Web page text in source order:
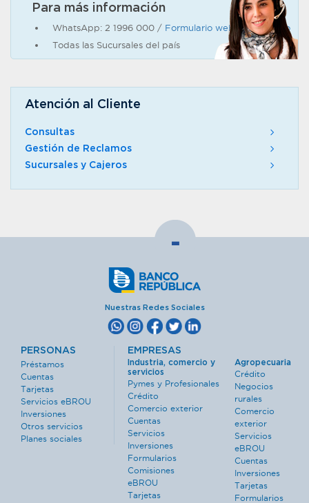
Para más información
WhatsApp: 2 1996 000 / Formulario web de contacto
Todas las Sucursales del país
Atención al Cliente
Consultas
Gestión de Reclamos
Sucursales y Cajeros
-
Nuestras Redes Sociales
PERSONAS
Préstamos
Cuentas
Tarjetas
Servicios eBROU
Inversiones
Otros servicios
Planes sociales
EMPRESAS
Industria, comercio y
servicios
Pymes y Profesionales
Crédito
Comercio exterior
Cuentas
Servicios
Inversiones
Formularios
Comisiones
eBROU
Tarjetas
Agropecuaria
Crédito
Negocios
rurales
Comercio
exterior
Servicios
eBROU
Cuentas
Inversiones
Tarjetas
Formularios